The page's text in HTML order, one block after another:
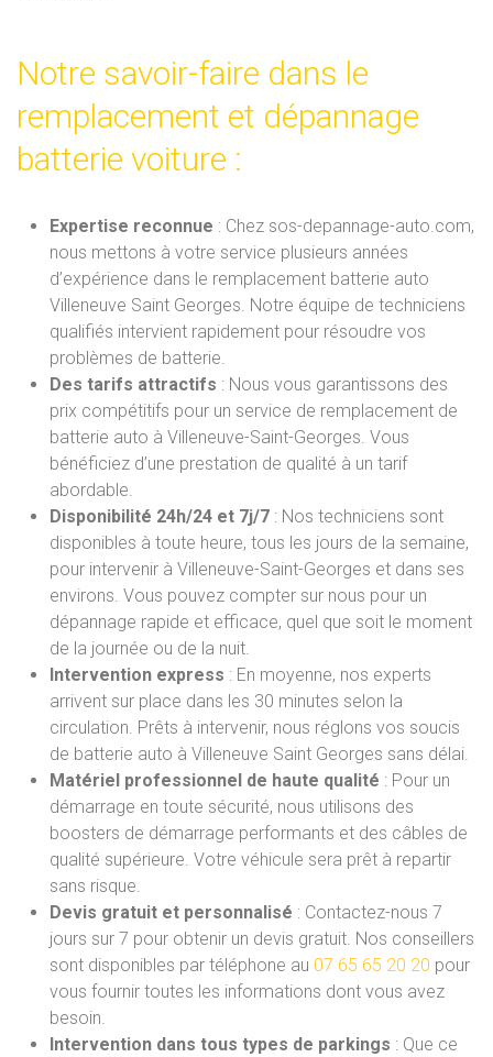
Notre savoir-faire dans le
remplacement et dépannage
batterie voiture :
Expertise reconnue : Chez sos-depannage-auto.com,
nous mettons à votre service plusieurs années
d’expérience dans le remplacement batterie auto
Villeneuve Saint Georges. Notre équipe de techniciens
qualifiés intervient rapidement pour résoudre vos
problèmes de batterie.
Des tarifs attractifs : Nous vous garantissons des
prix compétitifs pour un service de remplacement de
batterie auto à Villeneuve-Saint-Georges. Vous
bénéficiez d’une prestation de qualité à un tarif
abordable.
Disponibilité 24h/24 et 7j/7 : Nos techniciens sont
disponibles à toute heure, tous les jours de la semaine,
pour intervenir à Villeneuve-Saint-Georges et dans ses
environs. Vous pouvez compter sur nous pour un
dépannage rapide et efficace, quel que soit le moment
de la journée ou de la nuit.
Intervention express : En moyenne, nos experts
arrivent sur place dans les 30 minutes selon la
circulation. Prêts à intervenir, nous réglons vos soucis
de batterie auto à Villeneuve Saint Georges sans délai.
Matériel professionnel de haute qualité : Pour un
démarrage en toute sécurité, nous utilisons des
boosters de démarrage performants et des câbles de
qualité supérieure. Votre véhicule sera prêt à repartir
sans risque.
Devis gratuit et personnalisé : Contactez-nous 7
jours sur 7 pour obtenir un devis gratuit. Nos conseillers
sont disponibles par téléphone au 07 65 65 20 20 pour
vous fournir toutes les informations dont vous avez
besoin.
Intervention dans tous types de parkings : Que ce